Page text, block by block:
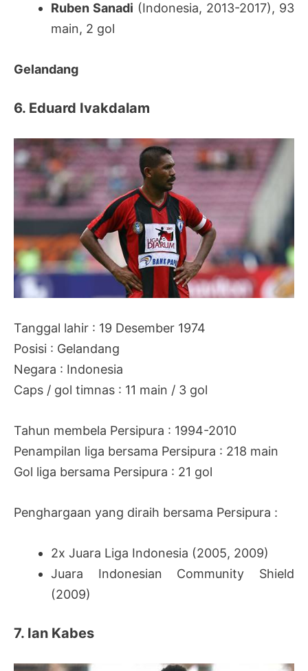
Ruben Sanadi (Indonesia, 2013-2017), 93
main, 2 gol
Gelandang
6. Eduard Ivakdalam
Tanggal lahir : 19 Desember 1974
Posisi : Gelandang
Negara : Indonesia
Caps / gol timnas : 11 main / 3 gol
Tahun membela Persipura : 1994-2010
Penampilan liga bersama Persipura : 218 main
Gol liga bersama Persipura : 21 gol
Penghargaan yang diraih bersama Persipura :
2x Juara Liga Indonesia (2005, 2009)
Juara Indonesian Community Shield
(2009)
7. Ian Kabes